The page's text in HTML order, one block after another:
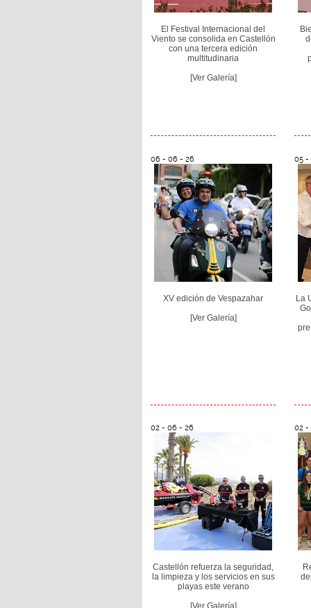
El Festival Internacional del
Viento se consolida en Castellón
con una tercera edición
multitudinaria
[Ver Galería]
06 - 06 - 26
XV edición de Vespazahar
[Ver Galería]
05 -
La
02 - 06 - 26
Castellón refuerza la seguridad,
la limpieza y los servicios en sus
playas este verano
[Ver Galería]
02 -